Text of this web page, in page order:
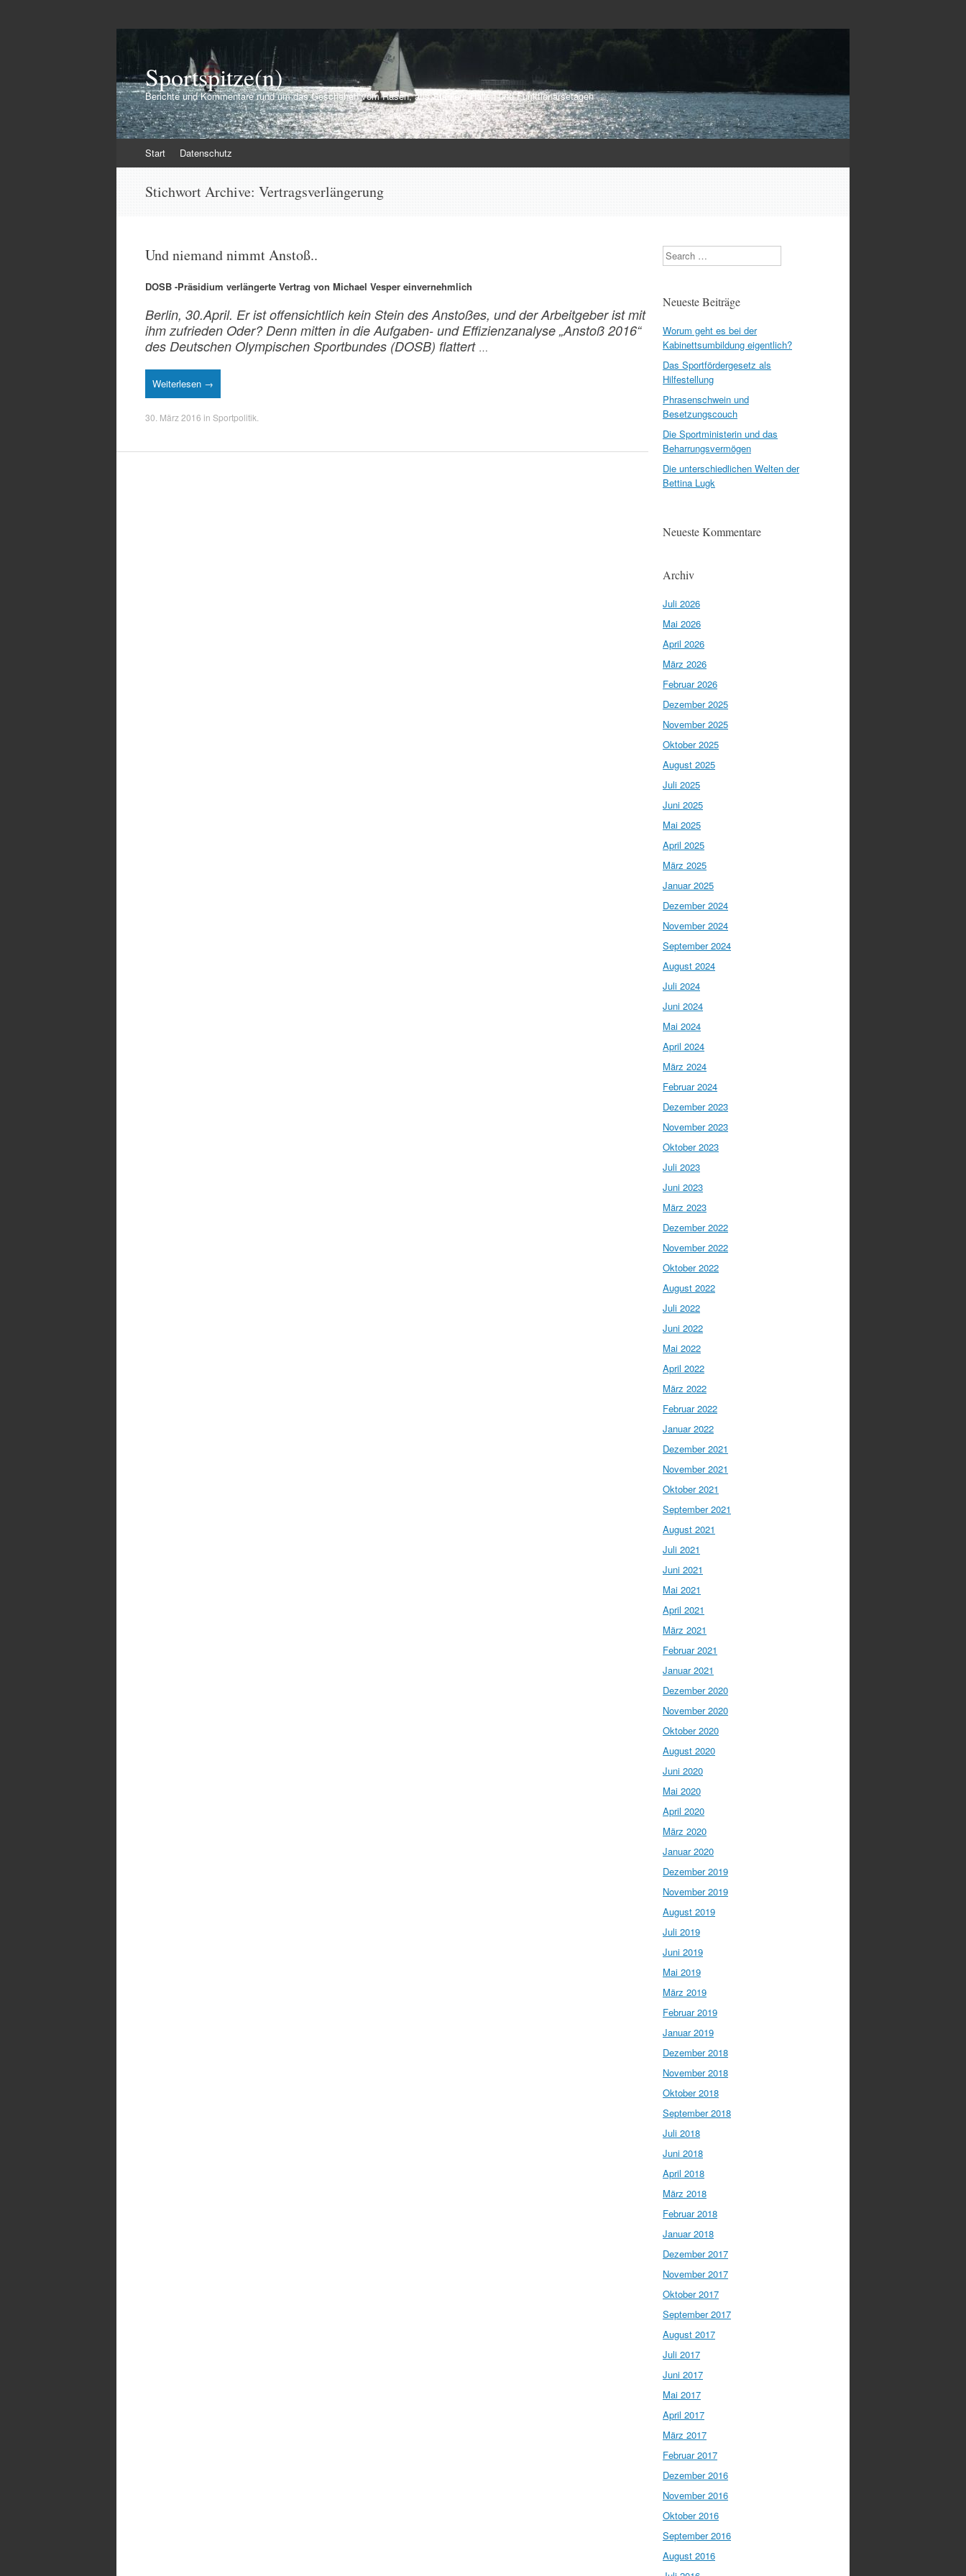
Sportspitze(n)
Berichte und Kommentare rund um das Geschehen vom Rasen, aus Stadien, Hallen und Funktionärsetagen
Inhalt
Start Datenschutz
Stichwort Archive: Vertragsverlängerung
Und niemand nimmt Anstoß..
DOSB -Präsidium verlängerte Vertrag von Michael Vesper einvernehmlich
Berlin, 30.April. Er ist offensichtlich kein Stein des Anstoßes, und der Arbeitgeber ist mit
ihm zufrieden Oder? Denn mitten in die Aufgaben- und Effizienzanalyse „Anstoß 2016“
des Deutschen Olympischen Sportbundes (DOSB) flattert …
Weiterlesen →
30. März 2016 in Sportpolitik
Search
Neueste Beiträge
Worum geht es bei der
Kabinettsumbildung eigentlich?
Das Sportfördergesetz als
Hilfestellung
Phrasenschwein und
Besetzungscouch
Die Sportministerin und das
Beharrungsvermögen
Die unterschiedlichen Welten der
Bettina Lugk
Neueste Kommentare
Archiv
Juli 2026
Mai 2026
April 2026
März 2026
Februar 2026
Dezember 2025
November 2025
Oktober 2025
August 2025
Juli 2025
Juni 2025
Mai 2025
April 2025
März 2025
Januar 2025
Dezember 2024
November 2024
September 2024
August 2024
Juli 2024
Juni 2024
Mai 2024
April 2024
März 2024
Februar 2024
Dezember 2023
November 2023
Oktober 2023
Juli 2023
Juni 2023
März 2023
Dezember 2022
November 2022
Oktober 2022
August 2022
Juli 2022
Juni 2022
Mai 2022
April 2022
März 2022
Februar 2022
Januar 2022
Dezember 2021
November 2021
Oktober 2021
September 2021
August 2021
Juli 2021
Juni 2021
Mai 2021
April 2021
März 2021
Februar 2021
Januar 2021
Dezember 2020
November 2020
Oktober 2020
August 2020
Juni 2020
Mai 2020
April 2020
März 2020
Januar 2020
Dezember 2019
November 2019
August 2019
Juli 2019
Juni 2019
Mai 2019
März 2019
Februar 2019
Januar 2019
Dezember 2018
November 2018
Oktober 2018
September 2018
Juli 2018
Juni 2018
April 2018
März 2018
Februar 2018
Januar 2018
Dezember 2017
November 2017
Oktober 2017
September 2017
August 2017
Juli 2017
Juni 2017
Mai 2017
April 2017
März 2017
Februar 2017
Dezember 2016
November 2016
Oktober 2016
September 2016
August 2016